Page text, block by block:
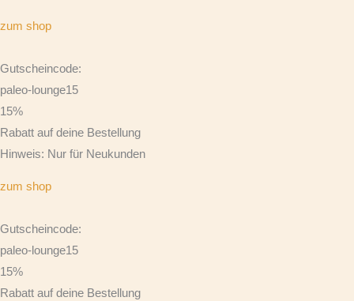
zum shop
Gutscheincode:
paleo-lounge15
15%
Rabatt auf deine Bestellung
Hinweis: Nur für Neukunden
zum shop
Gutscheincode:
paleo-lounge15
15%
Rabatt auf deine Bestellung